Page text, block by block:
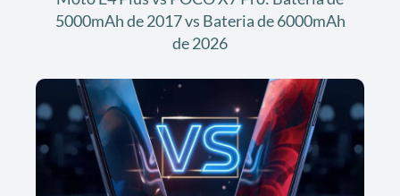
5000mAh de 2017 vs Bateria de 6000mAh
de 2026